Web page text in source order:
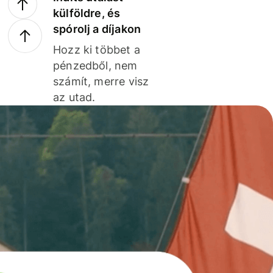
külföldre, és
spórolj a díjakon
Hozz ki többet a
pénzedből, nem
számít, merre visz
az utad.